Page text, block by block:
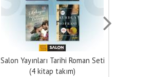
Salon Yayınları Tarihi Roman Seti
(4 kitap takım)